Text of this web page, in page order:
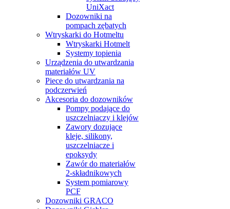
UniXact
Dozowniki na
pompach zębatych
Wtryskarki do Hotmeltu
Wtryskarki Hotmelt
Systemy topienia
Urządzenia do utwardzania
materiałów UV
Piece do utwardzania na
podczerwień
Akcesoria do dozowników
Pompy podające do
uszczelniaczy i klejów
Zawory dozujące
kleje, silikony,
uszczelniacze i
epoksydy
Zawór do materiałów
2-składnikowych
System pomiarowy
PCF
Dozowniki GRACO